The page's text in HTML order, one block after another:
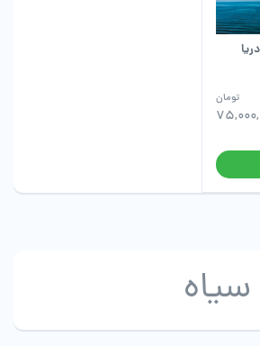
تومان